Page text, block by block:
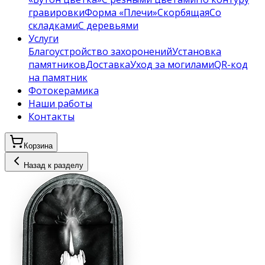
гравировкиФорма «Плечи»СкорбящаяСо
складкамиС деревьями
Услуги
Благоустройство захороненийУстановка
памятниковДоставкаУход за могиламиQR-код
на памятник
Фотокерамика
Наши работы
Контакты
Корзина
Назад к разделу